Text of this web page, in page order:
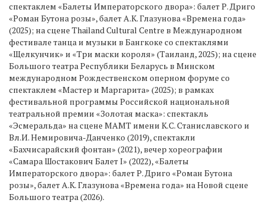
спектаклем «Балеты Императорского двора»: балет Р. Дриго
«Роман Бутона розы», балет А.К. Глазунова «Времена года»
(2025); на сцене Thailand Cultural Centre в Международном
фестивале танца и музыки в Бангкоке со спектаклями
«Щелкунчик» и «Три маски короля» (Таиланд, 2025); на сцене
Большого театра Республики Беларусь в Минском
международном Рождественском оперном форуме со
спектаклем «Мастер и Маргарита» (2025); в рамках
фестивальной программы Российской национальной
театральной премии «Золотая маска»: спектакль
«Эсмеральда» на сцене МАМТ имени К.С. Станиславского и
Вл.И. Немировича-Данченко (2019), спектакли
«Бахчисарайский фонтан» (2021), вечер хореографии
«Самара Шостакович Балет I» (2022), «Балеты
Императорского двора»: балет Р. Дриго «Роман Бутона
розы», балет А.К. Глазунова «Времена года» на Новой сцене
Большого театра (2026).